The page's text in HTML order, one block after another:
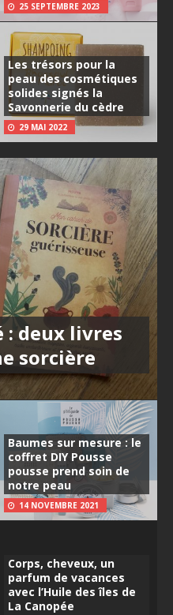
25 SEPTEMBRE 2023
Les trésors pour la
peau des cosmétiques
solides signés la
Savonnerie du cèdre
29 MAI 2022
: deux livres
sorcière
Baumes sur mesure : le
coffret DIY Pousse
pousse prend soin de
notre peau
14 NOVEMBRE 2021
Corps, cheveux, un
parfum de vacances
avec l’Huile des îles de
La Canopée